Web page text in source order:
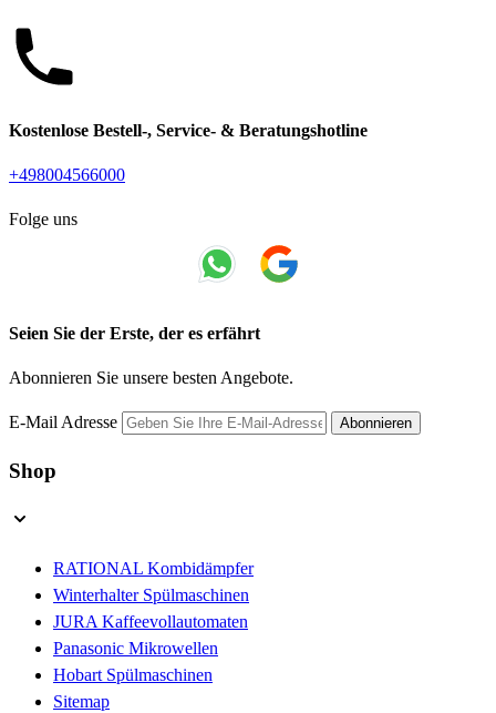
Kostenlose Bestell-, Service- & Beratungshotline
+498004566000
Folge uns
Seien Sie der Erste, der es erfährt
Abonnieren Sie unsere besten Angebote.
E-Mail Adresse Abonnieren
Shop
RATIONAL Kombidämpfer
Winterhalter Spülmaschinen
JURA Kaffeevollautomaten
Panasonic Mikrowellen
Hobart Spülmaschinen
Sitemap